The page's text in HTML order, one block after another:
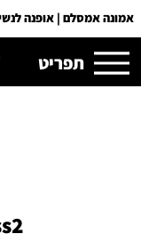
אמונה אמסלם | אופנה
תפריט